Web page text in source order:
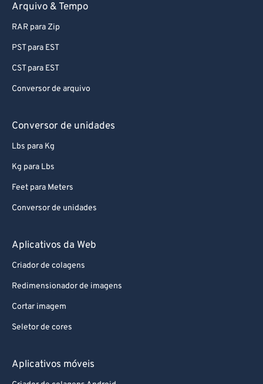
Arquivo & Tempo
RAR para Zip
PST para EST
CST para EST
Conversor de arquivo
Conversor de unidades
Lbs para Kg
Kg para Lbs
Feet para Meters
Conversor de unidades
Aplicativos da Web
Criador de colagens
Redimensionador de imagens
Cortar imagem
Seletor de cores
Aplicativos móveis